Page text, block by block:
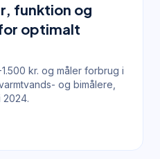
funktion og
optimalt
kr. og måler forbrug i
og bimålere,